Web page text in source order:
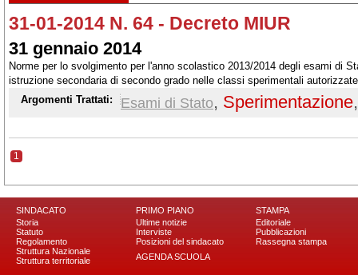
31-01-2014 N. 64 - Decreto MIUR
31 gennaio 2014
Norme per lo svolgimento per l'anno scolastico 2013/2014 degli esami di
istruzione secondaria di secondo grado nelle classi sperimentali
Argomenti Trattati:
Esami di Stato, Sperimentazione,
1
SINDACATO
Storia
Statuto
Regolamento
Struttura Nazionale
Struttura territoriale
PRIMO PIANO
Ultime notizie
Interviste
Posizioni del sindacato
AGENDA SCUOLA
STAMPA
Editoriale
Pubblicazioni
Rassegna stampa